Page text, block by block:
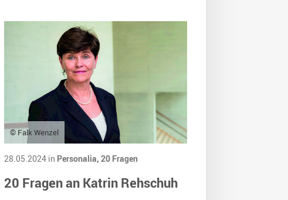
© Falk Wenzel
28.05.2024 in Personalia, 20 Fragen
20 Fragen an Katrin Rehschuh